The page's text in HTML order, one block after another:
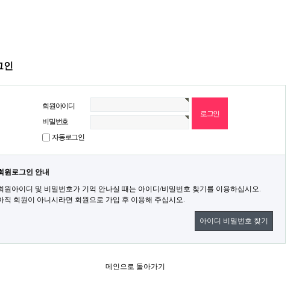
인
회원아이디
비밀번호
자동로그인
원로그인 안내
원아이디 및 비밀번호가 기억 안나실 때는 아이디/비밀번호 찾기를 이용하십시오.
직 회원이 아니시라면 회원으로 가입 후 이용해 주십시오.
아이디 비밀번호 찾기
메인으로 돌아가기